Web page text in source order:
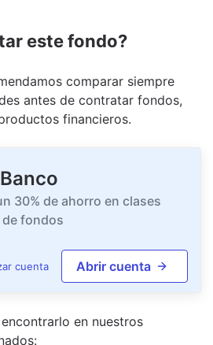
este fondo?
comparar siempre
antes de contratar fondos,
financieros.
30% de ahorro en clases
fondos
cuenta Abrir cuenta
en nuestros
s: